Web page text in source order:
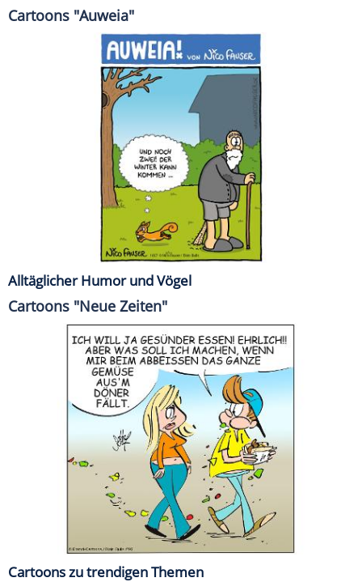
Cartoons "Auweia"
Alltäglicher Humor und Vögel
Cartoons "Neue Zeiten"
Cartoons zu trendigen Themen